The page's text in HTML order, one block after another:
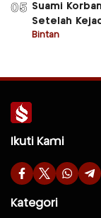
05 Suami
Setelah
Bintan
Ikuti Kami
Kategori